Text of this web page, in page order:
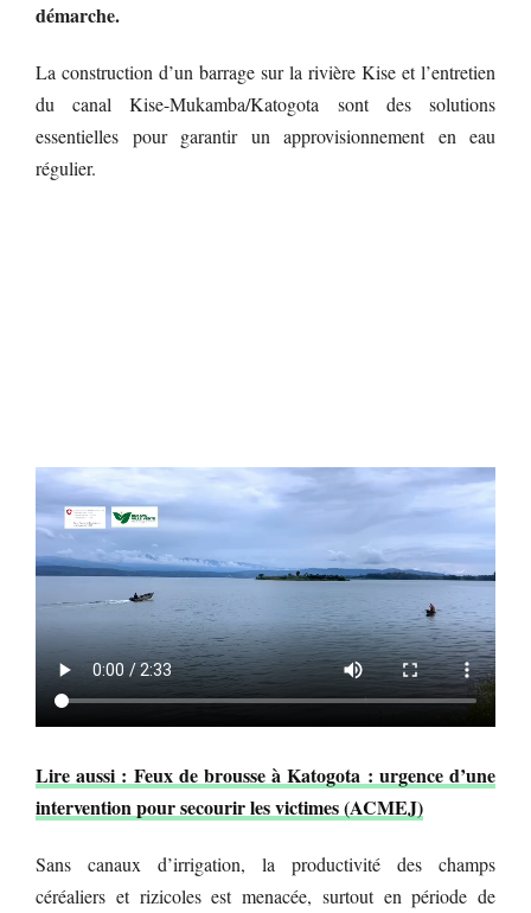
démarche.
La construction d’un barrage sur la rivière Kise et l’entretien
du canal Kise-Mukamba/Katogota sont des solutions
essentielles pour garantir un approvisionnement en eau
régulier.
Lire aussi : Feux de brousse à Katogota : urgence d’une
intervention pour secourir les victimes (ACMEJ)
Sans canaux d’irrigation, la productivité des champs
céréaliers et rizicoles est menacée, surtout en période de